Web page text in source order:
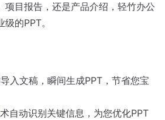
项目报告，还是产品介绍，轻竹办公
的PPT。
导入文稿，瞬间生成PPT，节省您宝
自动识别关键信息，为您优化PPT